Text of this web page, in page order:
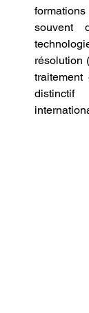
souvent
résolution